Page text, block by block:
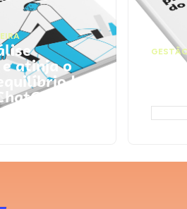
e atinja o
|